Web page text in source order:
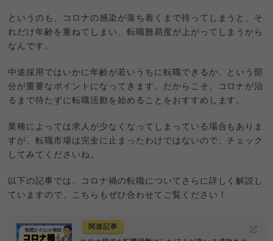
というのも、コロナの感染が落ち着くまで待ってしまうと、そ
れだけ年齢を重ねてしまい、転職難易度が上がってしまうから
なんです。
中途採用ではいかに年齢が若いうちに転職できるか、という部
分が重要なポイントになってきます。だからこそ、コロナが治
るまで待たずに転職活動を始めることをおすすめします。
業種によっては求人が少なくなってしまっている場合もありま
すが、転職市場は完全に止まったわけではないので、チェック
してみてくださいね。
以下の記事では、コロナ禍の転職についてさらに詳しく解説し
ていますので、こちらもぜひ合わせてご覧ください！
関連記事